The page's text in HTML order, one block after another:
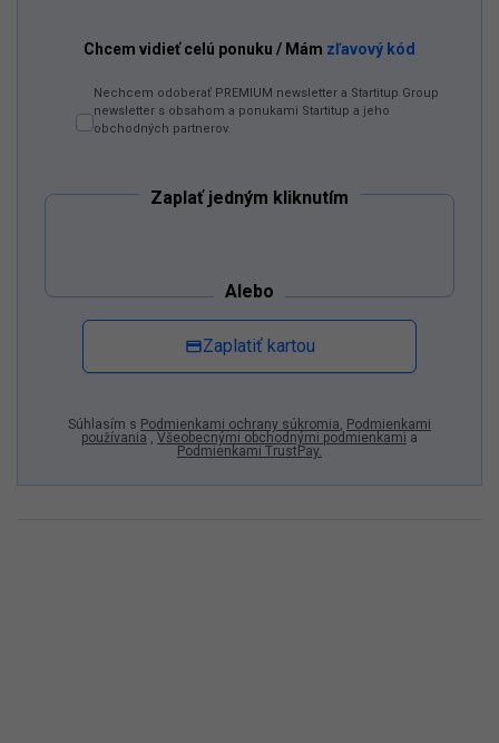
Chcem vidieť celú ponuku / Mám zľavový kód
Nechcem odoberať PREMIUM newsletter a Startitup Group
newsletter s obsahom a ponukami Startitup a jeho
obchodných partnerov.
Zaplať jedným kliknutím
Alebo
Zaplatiť kartou
Súhlasím s Podmienkami ochrany súkromia, Podmienkami
používania , Všeobecnými obchodnými podmienkami a
Podmienkami TrustPay.